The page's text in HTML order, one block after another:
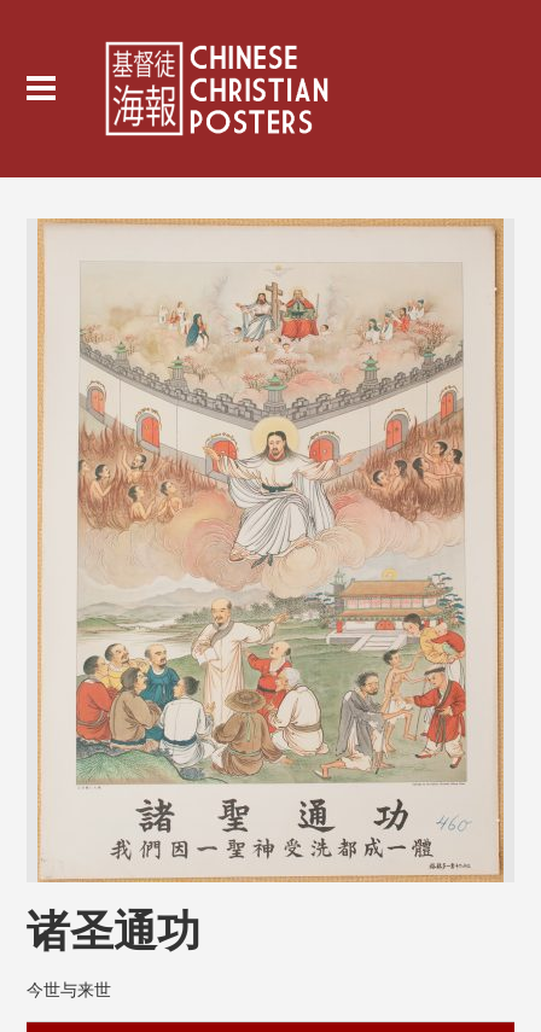
诸圣通功
今世与来世